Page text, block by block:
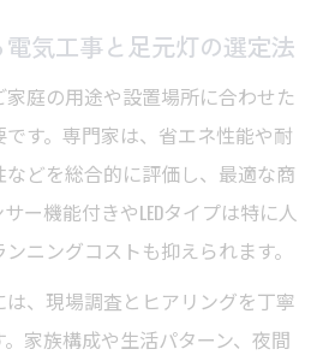
気工事と足元灯の選定法
庭の用途や設置場所に合わせた
す。専門家は、省エネ性能や耐
どを総合的に評価し、最適な商
ー機能付きやLEDタイプは特に人
ニングコストも抑えられます。
、現場調査とヒアリングを丁寧
家族構成や生活パターン、夜間